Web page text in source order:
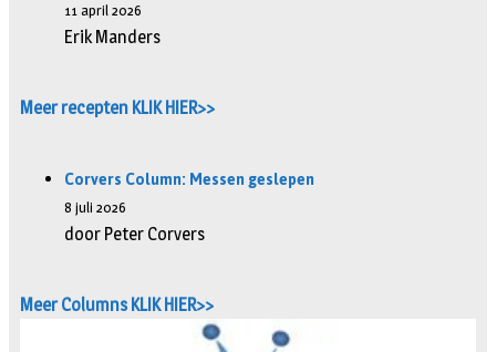
11 april 2026
Erik Manders
Meer recepten KLIK HIER>>
Corvers Column: Messen geslepen
8 juli 2026
door Peter Corvers
Meer Columns KLIK HIER>>